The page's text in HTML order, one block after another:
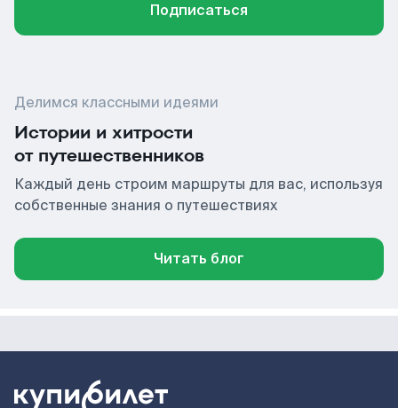
Подписаться
Делимся классными идеями
Истории и хитрости
от путешественников
Каждый день строим маршруты для вас, используя
собственные знания о путешествиях
Читать блог